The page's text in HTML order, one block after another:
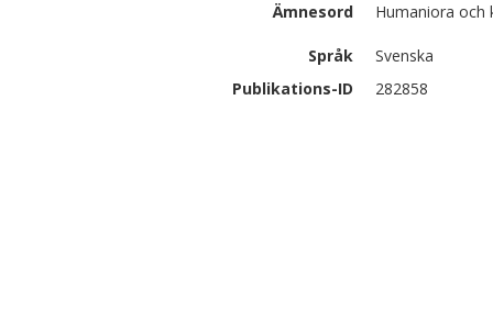
Ämnesord
Humaniora och
Språk
Svenska
Publikations-ID
282858